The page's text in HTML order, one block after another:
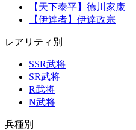
【天下泰平】徳川家康
【伊達者】伊達政宗
レアリティ別
SSR武将
SR武将
R武将
N武将
兵種別